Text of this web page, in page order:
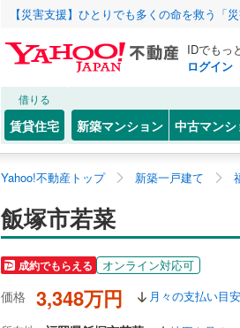
【災害支援】ひとりでも多くの命を救う「
IDでもっ
ログイン
借りる
賃貸住宅 新築マンション 中古マンシ
Yahoo!不動産トップ 新築一戸建て
飯塚市若菜
成約でもらえる オンライン対応可
価格 3,348万円 月々の支払い目